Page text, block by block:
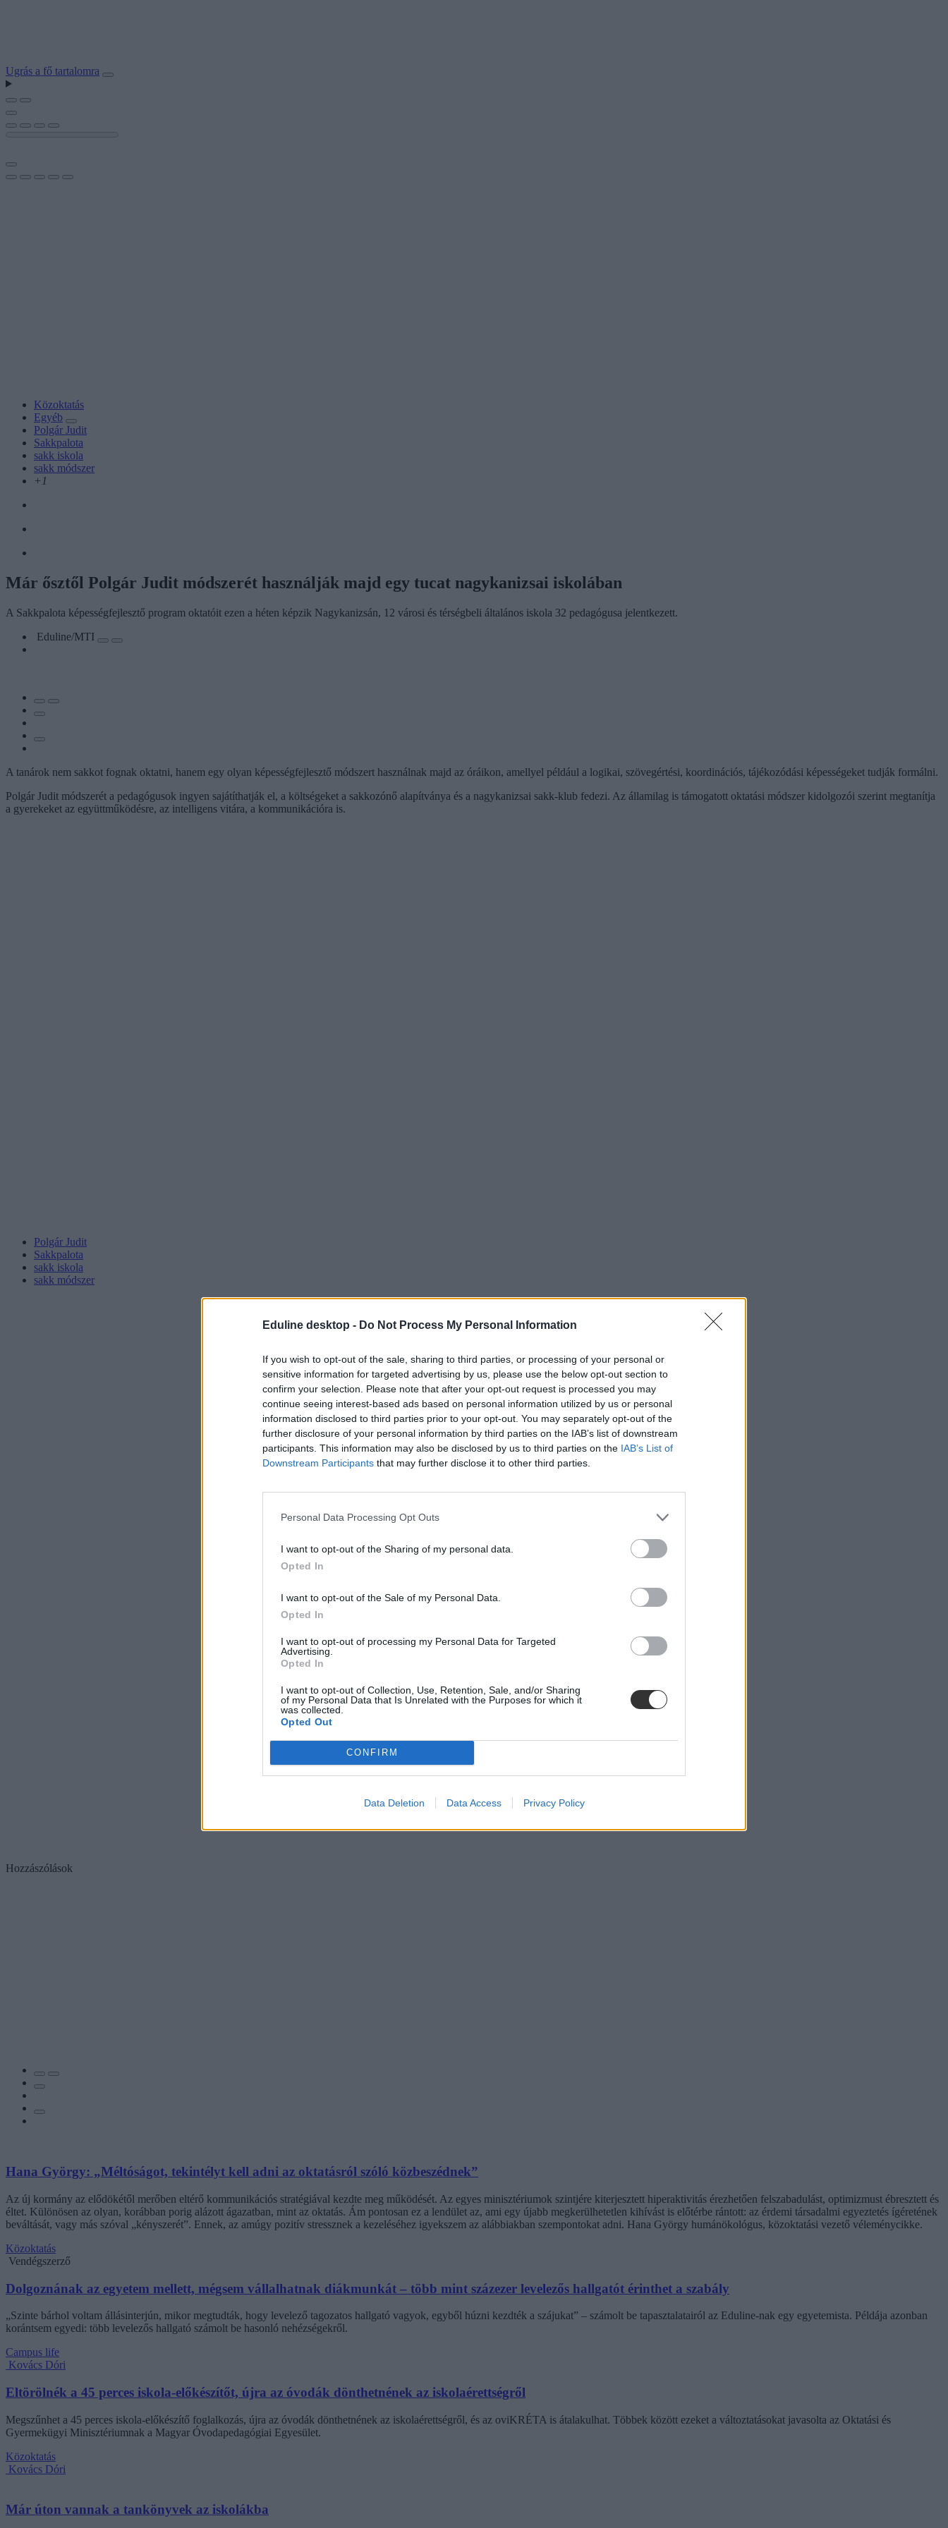
Eduline desktop - Do Not Process My Personal Information
If you wish to opt-out of the sale, sharing to third parties, or processing of your personal or
sensitive information for targeted advertising by us, please use the below opt-out section to
confirm your selection. Please note that after your opt-out request is processed you may
continue seeing interest-based ads based on personal information utilized by us or personal
information disclosed to third parties prior to your opt-out. You may separately opt-out of the
further disclosure of your personal information by third parties on the IAB’s list of downstream
participants. This information may also be disclosed by us to third parties on the IAB’s List of
Downstream Participants that may further disclose it to other third parties.
Personal Data Processing Opt Outs
I want to opt-out of the Sharing of my personal data.
Opted In
I want to opt-out of the Sale of my Personal Data.
Opted In
I want to opt-out of processing my Personal Data for Targeted
Advertising.
Opted In
I want to opt-out of Collection, Use, Retention, Sale, and/or Sharing
of my Personal Data that Is Unrelated with the Purposes for which it
was collected.
Opted Out
CONFIRM
Data Deletion Data Access Privacy Policy
Ugrás a fő tartalomra
Közoktatás
Egyéb
Polgár Judit
Sakkpalota
sakk iskola
sakk módszer
+1
Már ősztől Polgár Judit módszerét használják majd egy tucat nagykanizsai iskolában
A Sakkpalota képességfejlesztő program oktatóit ezen a héten képzik Nagykanizsán, 12 városi és térségbeli általános iskola 32 pedagógusa jelentkezett.
Eduline/MTI
A tanárok nem sakkot fognak oktatni, hanem egy olyan képességfejlesztő módszert használnak majd az óráikon, amellyel például a logikai, szövegértési, koordinációs, tájékozódási képességeket tudják formálni.
Polgár Judit módszerét a pedagógusok ingyen sajátíthatják el, a költségeket a sakkozónő alapítványa és a nagykanizsai sakk-klub fedezi. Az államilag is támogatott oktatási módszer kidolgozói szerint megtanítja
a gyerekeket az együttműködésre, az intelligens vitára, a kommunikációra is.
Polgár Judit
Sakkpalota
sakk iskola
sakk módszer
Hozzászólások
Hana György: „Méltóságot, tekintélyt kell adni az oktatásról szóló közbeszédnek”
Az új kormány az elődökétől merőben eltérő kommunikációs stratégiával kezdte meg működését. Az egyes minisztériumok szintjére kiterjesztett hiperaktivitás érezhetően felszabadulást, optimizmust ébresztett és
éltet. Különösen az olyan, korábban porig alázott ágazatban, mint az oktatás. Ám pontosan ez a lendület az, ami egy újabb megkerülhetetlen kihívást is előtérbe rántott: az érdemi társadalmi egyeztetés ígéretének
beváltását, vagy más szóval „kényszerét”. Ennek, az amúgy pozitív stressznek a kezeléséhez igyekszem az alábbiakban szempontokat adni. Hana György humánökológus, közoktatási vezető véleménycikke.
Közoktatás
Vendégszerző
Dolgoznának az egyetem mellett, mégsem vállalhatnak diákmunkát – több mint százezer levelezős hallgatót érinthet a szabály
„Szinte bárhol voltam állásinterjún, mikor megtudták, hogy levelező tagozatos hallgató vagyok, egyből húzni kezdték a szájukat” – számolt be tapasztalatairól az Eduline-nak egy egyetemista. Példája azonban
korántsem egyedi: több levelezős hallgató számolt be hasonló nehézségekről.
Campus life
Kovács Dóri
Eltörölnék a 45 perces iskola-előkészítőt, újra az óvodák dönthetnének az iskolaérettségről
Megszűnhet a 45 perces iskola-előkészítő foglalkozás, újra az óvodák dönthetnének az iskolaérettségről, és az oviKRÉTA is átalakulhat. Többek között ezeket a változtatásokat javasolta az Oktatási és
Gyermekügyi Minisztériumnak a Magyar Óvodapedagógiai Egyesület.
Közoktatás
Kovács Dóri
Már úton vannak a tankönyvek az iskolákba